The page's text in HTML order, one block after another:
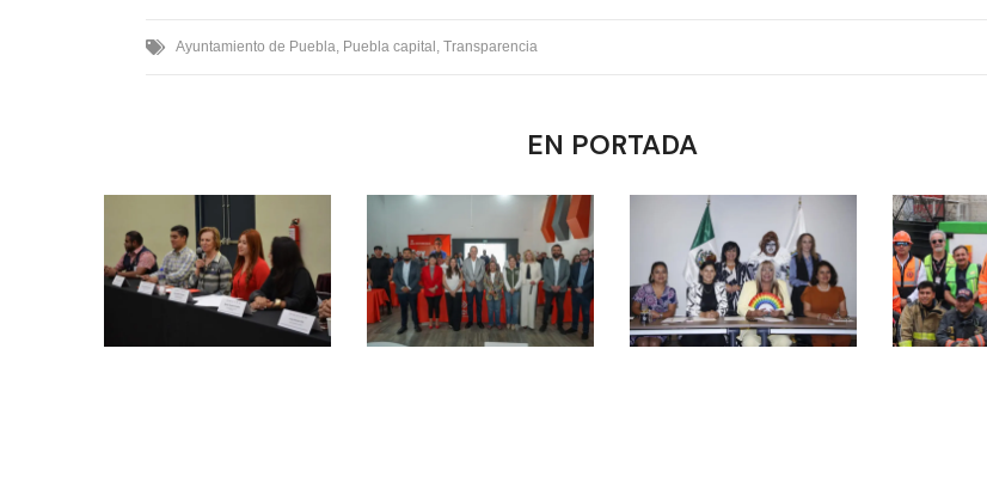
Ayuntamiento de Puebla, Puebla capital , Transparencia
EN PORTADA